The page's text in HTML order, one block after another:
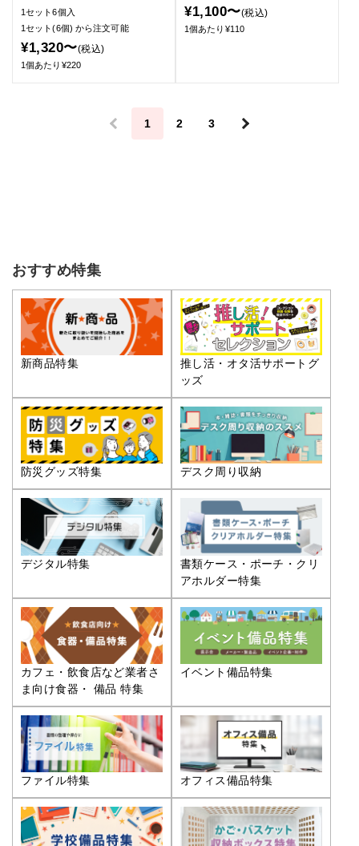
1セット6個入
1セット(6個) から注文可能
¥1,320〜(税込)
1個あたり¥220
¥1,100〜(税込)
1個あたり¥110
＜ 1 2 3 ＞
おすすめ特集
新商品特集
推し活・オタ活サポートグ
ッズ
防災グッズ特集 デスク周り収納
デジタル特集
書類ケース・ポーチ・クリ
アホルダー特集
カフェ・飲食店など業者さ
ま向け食器・ 備品 特集
イベント備品特集
ファイル特集 オフィス備品特集